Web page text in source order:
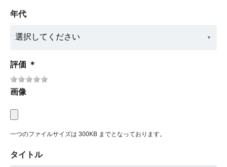
年代
評価 ＊
画像
一つのファイルサイズは 300KB までとなっております。
タイトル